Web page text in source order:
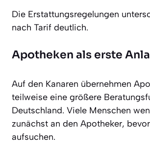
Die Erstattungsregelungen
nach Tarif deutlich.
Apotheken als erste
Auf den Kanaren übernehmen
teilweise eine größere
Deutschland. Viele Menschen
zunächst an den Apotheker,
aufsuchen.